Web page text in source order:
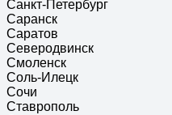
Санкт-Петербург
Саранск
Саратов
Северодвинск
Смоленск
Соль-Илецк
Сочи
Ставрополь